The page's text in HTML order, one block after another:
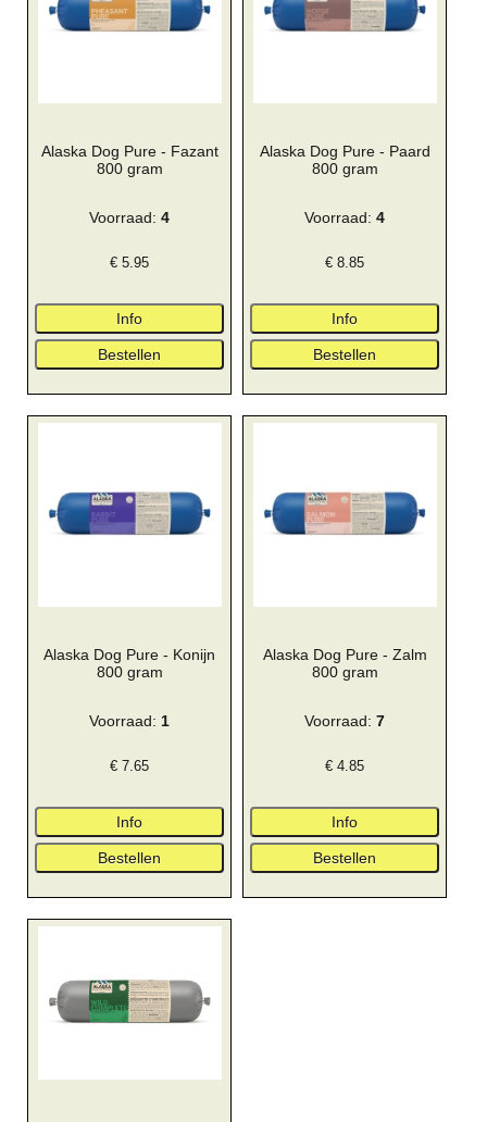
Alaska Dog Pure - Fazant
800 gram
Voorraad:4
€5.95
Alaska Dog Pure - Paard
800 gram
Voorraad:4
€8.85
Alaska Dog Pure - Konijn
800 gram
Voorraad:1
€7.65
Alaska Dog Pure - Zalm
800 gram
Voorraad:7
€4.85